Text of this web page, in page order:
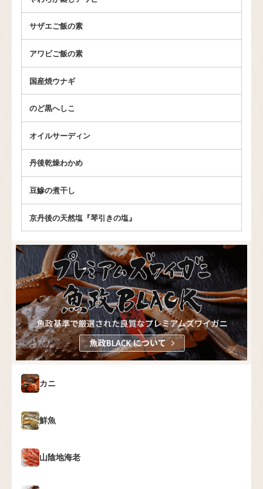
サザエご飯の素
アワビご飯の素
国産焼ウナギ
のど黒へしこ
オイルサーディン
丹後乾燥わかめ
豆鰺の煮干し
京丹後の天然塩『琴引きの塩』
カニ
鮮魚
山陰地海老